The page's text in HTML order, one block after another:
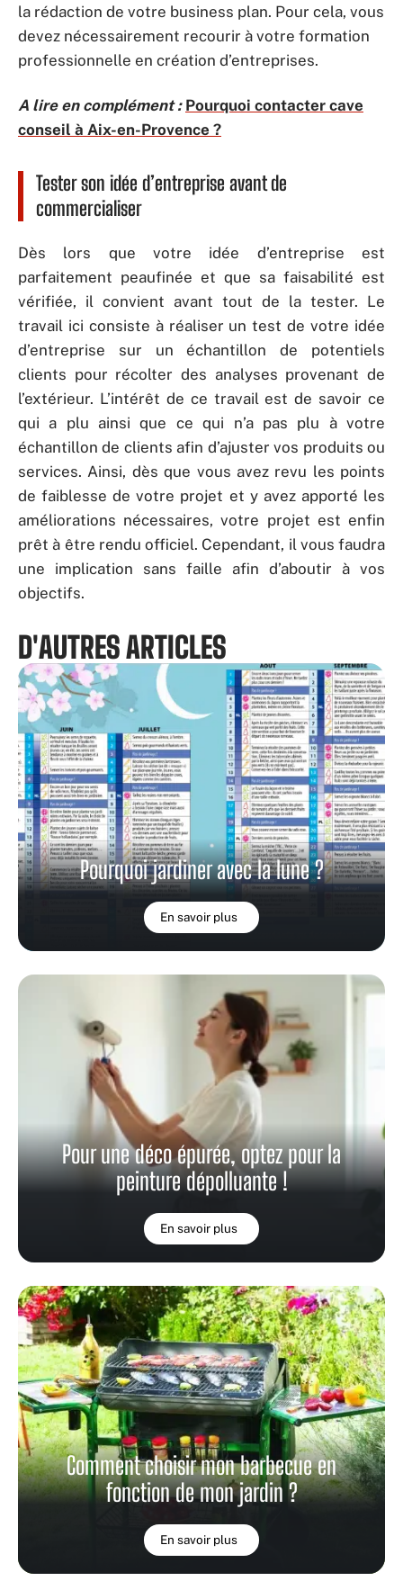
la rédaction de votre business plan. Pour cela, vous
devez nécessairement recourir à votre formation
professionnelle en création d’entreprises.
A lire en complément : Pourquoi contacter cave
conseil à Aix-en-Provence ?
Tester son idée d’entreprise avant de
commercialiser
Dès lors que votre idée d’entreprise est
parfaitement peaufinée et que sa faisabilité est
vérifiée, il convient avant tout de la tester. Le
travail ici consiste à réaliser un test de votre idée
d’entreprise sur un échantillon de potentiels
clients pour récolter des analyses provenant de
l’extérieur. L’intérêt de ce travail est de savoir ce
qui a plu ainsi que ce qui n’a pas plu à votre
échantillon de clients afin d’ajuster vos produits ou
services. Ainsi, dès que vous avez revu les points
de faiblesse de votre projet et y avez apporté les
améliorations nécessaires, votre projet est enfin
prêt à être rendu officiel. Cependant, il vous faudra
une implication sans faille afin d’aboutir à vos
objectifs.
D'AUTRES ARTICLES
Pourquoi jardiner avec la lune ?
En savoir plus
Pour une déco épurée, optez pour la
peinture dépolluante !
En savoir plus
Comment choisir mon barbecue en
fonction de mon jardin ?
En savoir plus